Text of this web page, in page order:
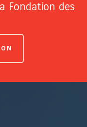
Fondation des